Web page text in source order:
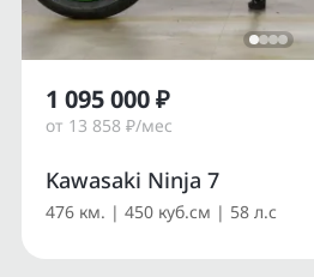
Kawasaki Ninja 7
476 км. | 450 куб.см | 58 л.с
1 095 000 ₽
от 13 858 ₽/мес